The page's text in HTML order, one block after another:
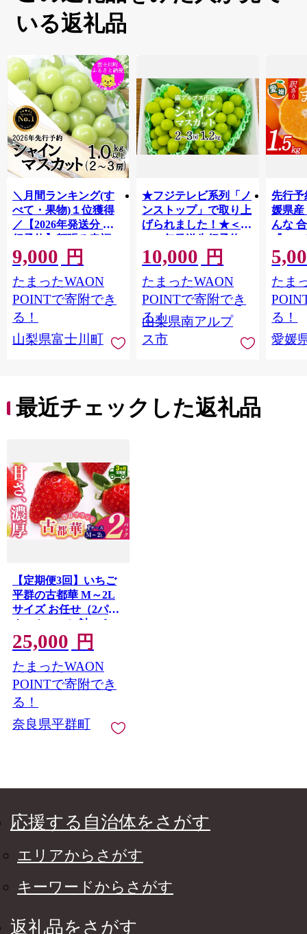
いる返礼品
＼月間ランキング(す
べて・果物)１位獲得
／【2026年発送分 先
行予約】頬張る幸福
感 〜緑の宝石・ シ
ャインマスカット 〜
１ｋｇ以上（２〜３
房） フルーツ 山梨県
産 果物 くだもの シャ
イン マスカット ぶど
う ブドウ 葡萄 大粒 種
9,000 円
たまったWAON
POINTで寄附でき
る！
山梨県富士川町
★フジテレビ系列「ノ
ンストップ」で取り上
げられました！★＜
2026年発送先行予約＞
南アルプス市産シャイ
ンマスカット1.2kg以
上（2～3房） クール
便発送 ALPAG007
10,000 円
たまったWAON
POINTで寄附でき
る！
山梨県南アルプ
ス市
先行予
媛県産
んな
『
出荷
ご自宅
マド
あり
ツ 高
産地直
レンジ
たま
る！
愛媛
最近チェックした返礼品
【定期便3回】いちご
平群の古都華 M～2L
サイズ お任せ（2パッ
ク×1ケース）計2パッ
ク | 先行予約 フルーツ
果物 くだもの ブラン
ド いちご 苺 古都華 こ
とか 甘い 大人気 満足
希少 希少品種 ストロ
ベリー 美味しい 品種
特徴 糖度 ルビー色 1
ファーム
25,000 円
たまったWAON
POINTで寄附でき
る！
奈良県平群町
応援する自治体をさがす
エリアからさがす
キーワードからさがす
返礼品をさがす